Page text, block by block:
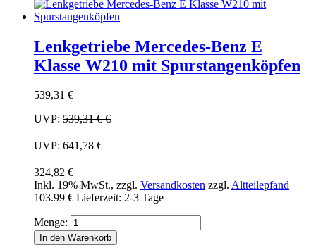
Lenkgetriebe Mercedes-Benz E
Klasse W210 mit Spurstangenköpfen
539,31 €
UVP: 539,31 €€
UVP: 641,78 €
324,82 €
Inkl. 19% MwSt., zzgl. Versandkosten zzgl. Altteilepfand
103.99 € Lieferzeit: 2-3 Tage
Menge:
In den Warenkorb